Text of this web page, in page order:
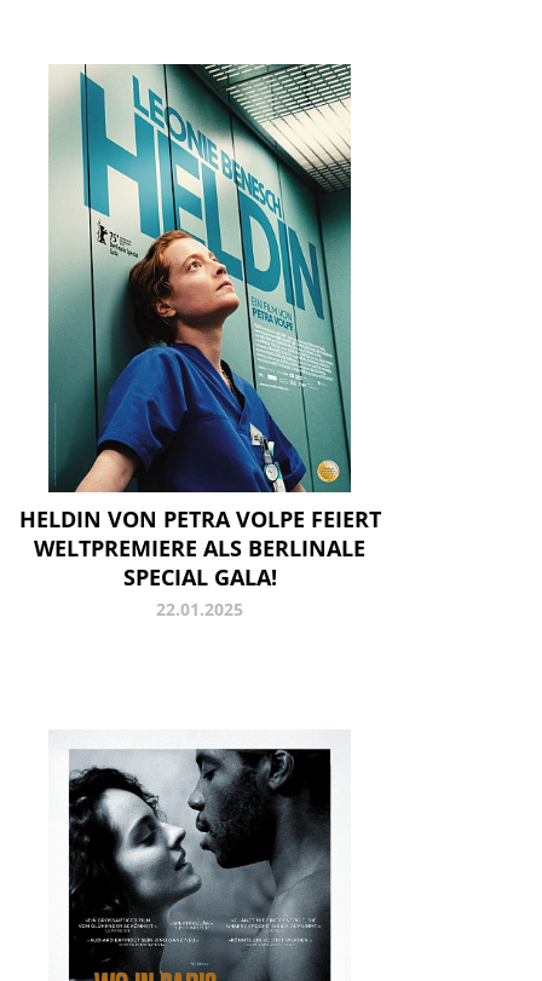
HELDIN VON PETRA VOLPE FEIERT
WELTPREMIERE ALS BERLINALE
SPECIAL GALA!
22.01.2025